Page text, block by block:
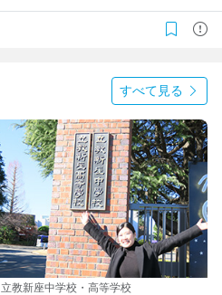
すべて見る
立教新座中学校・高等学校